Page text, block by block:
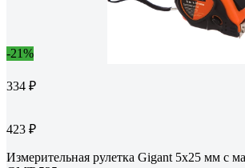
-21%
334 ₽
423 ₽
Измерительная рулетка Gigant 5x25 мм с